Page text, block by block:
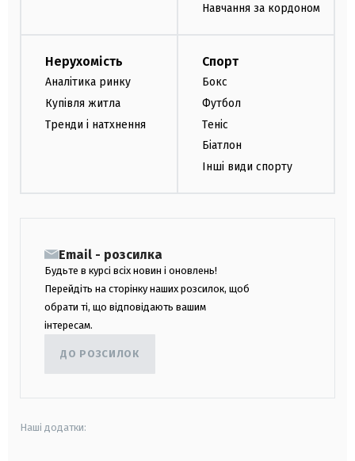
Навчання за кордоном
Нерухомість
Аналітика ринку
Купівля житла
Тренди і натхнення
Спорт
Бокс
Футбол
Теніс
Біатлон
Інші види спорту
Email - розсилка
Будьте в курсі всіх новин і оновлень!
Перейдіть на сторінку наших розсилок, щоб
обрати ті, що відповідають вашим
інтересам.
ДО РОЗСИЛОК
Наші додатки: